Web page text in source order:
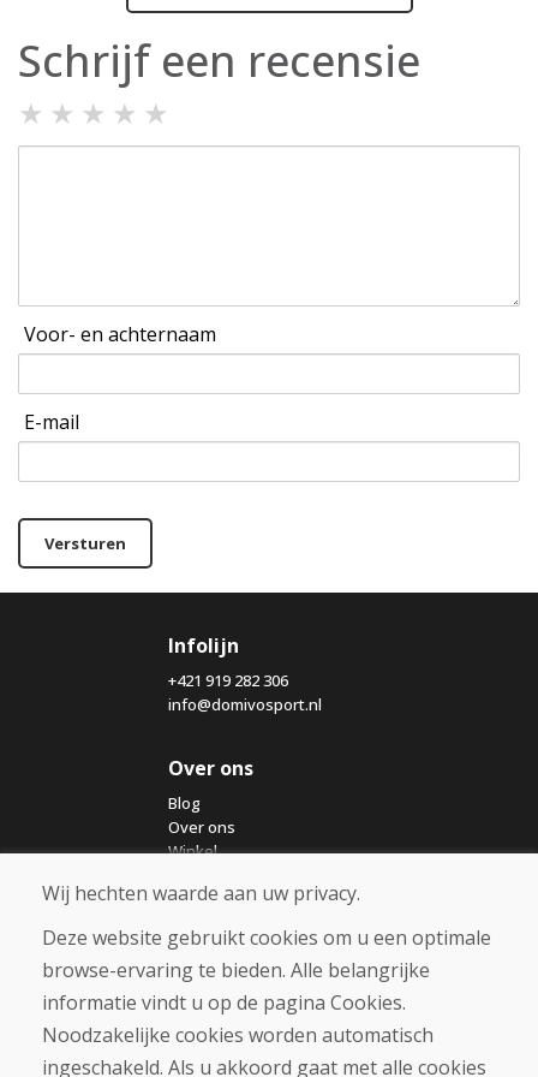
Schrijf een recensie
★ ★ ★ ★ ★
Voor- en achternaam
E-mail
Versturen
Infolijn
+421 919 282 306
info@domivosport.nl
Over ons
Blog
Over ons
Winkel
Aankoop
Eshop
Algemene voorwaarden
Vervoer
Betaling
Klacht
Wij hechten waarde aan uw privacy.
Deze website gebruikt cookies om u een optimale
browse-ervaring te bieden. Alle belangrijke
informatie vindt u op de pagina Cookies.
Noodzakelijke cookies worden automatisch
ingeschakeld. Als u akkoord gaat met alle cookies